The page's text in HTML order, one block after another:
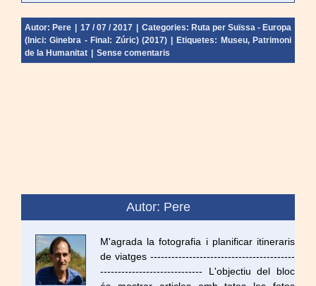
Autor: Pere 17 / 07 / 2017 Categories: Ruta per Suïssa - Europa
(Inici: Ginebra - Final: Zúric) (2017)
Etiquetes: Museu, Patrimoni
de la Humanitat
Sense comentaris
Autor: Pere
M'agrada la fotografia i planificar itineraris
de viatges -----------------------------------------
----------------------------- L'objectiu del bloc